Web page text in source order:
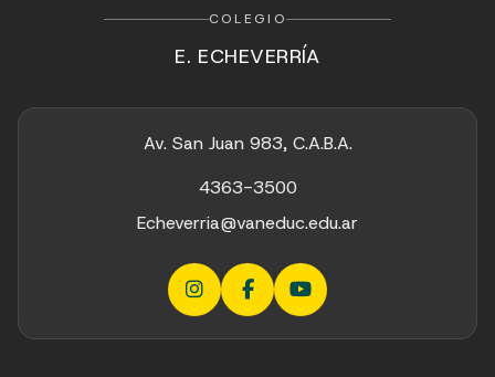
COLEGIO
E. ECHEVERRÍA
Av. San Juan 983, C.A.B.A.
4363-3500
Echeverria@vaneduc.edu.ar